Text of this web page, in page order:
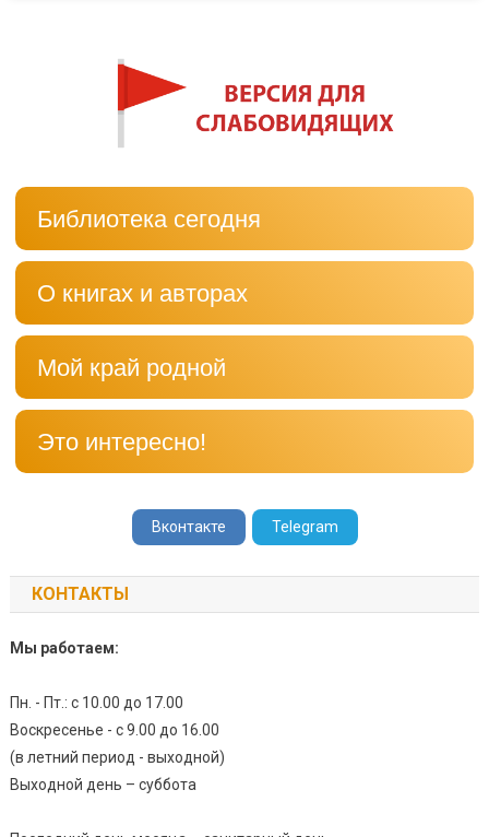
Библиотека сегодня
О книгах и авторах
Мой край родной
Это интересно!
Вконтакте Telegram
КОНТАКТЫ
Мы работаем:
Пн. - Пт.: с 10.00 до 17.00
Воскресенье - с 9.00 до 16.00
(в летний период - выходной)
Выходной день – суббота